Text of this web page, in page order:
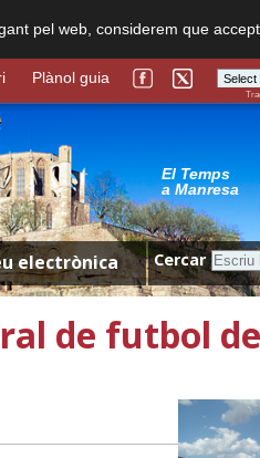
pel web, considerem que
Plànol guia
El Temps
a Manresa
electrònica Cercar
de futbol de